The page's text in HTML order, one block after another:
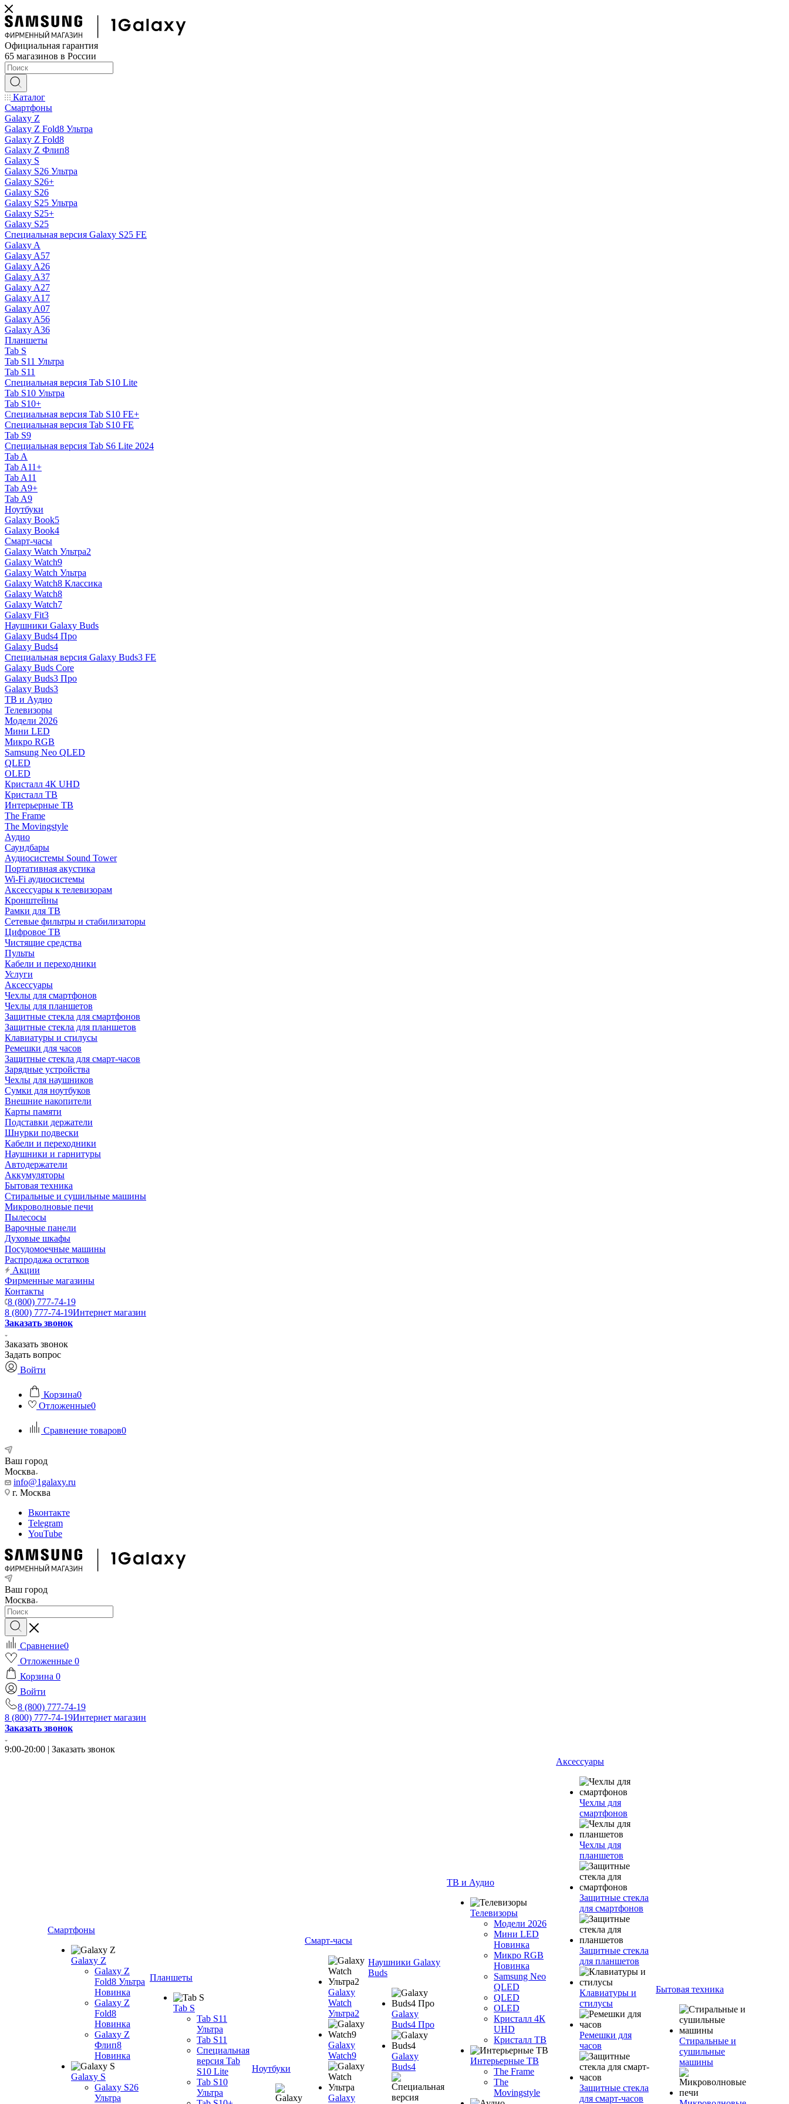
Официальная гарантия
65 магазинов в России
Каталог
Смартфоны
Galaxy Z
Galaxy Z Fold8 Ультра
Galaxy Z Fold8
Galaxy Z Флип8
Galaxy S
Galaxy S26 Ультра
Galaxy S26+
Galaxy S26
Galaxy S25 Ультра
Galaxy S25+
Galaxy S25
Специальная версия Galaxy S25 FE
Galaxy A
Galaxy A57
Galaxy A26
Galaxy A37
Galaxy A27
Galaxy A17
Galaxy A07
Galaxy A56
Galaxy A36
Планшеты
Tab S
Tab S11 Ультра
Tab S11
Специальная версия Tab S10 Lite
Tab S10 Ультра
Tab S10+
Специальная версия Tab S10 FE+
Специальная версия Tab S10 FE
Tab S9
Специальная версия Tab S6 Lite 2024
Tab A
Tab A11+
Tab A11
Tab A9+
Tab A9
Ноутбуки
Galaxy Book5
Galaxy Book4
Смарт-часы
Galaxy Watch Ультра2
Galaxy Watch9
Galaxy Watch Ультра
Galaxy Watch8 Классика
Galaxy Watch8
Galaxy Watch7
Galaxy Fit3
Наушники Galaxy Buds
Galaxy Buds4 Про
Galaxy Buds4
Специальная версия Galaxy Buds3 FE
Galaxy Buds Core
Galaxy Buds3 Про
Galaxy Buds3
ТВ и Аудио
Телевизоры
Модели 2026
Мини LED
Микро RGB
Samsung Neo QLED
QLED
OLED
Кристалл 4К UHD
Кристалл ТВ
Интерьерные ТВ
The Frame
The Movingstyle
Аудио
Саундбары
Аудиосистемы Sound Tower
Портативная акустика
Wi-Fi аудиосистемы
Аксессуары к телевизорам
Кронштейны
Рамки для ТВ
Сетевые фильтры и стабилизаторы
Цифровое ТВ
Чистящие средства
Пульты
Кабели и переходники
Услуги
Аксессуары
Чехлы для смартфонов
Чехлы для планшетов
Защитные стекла для смартфонов
Защитные стекла для планшетов
Клавиатуры и стилусы
Ремешки для часов
Защитные стекла для смарт-часов
Зарядные устройства
Чехлы для наушников
Сумки для ноутбуков
Внешние накопители
Карты памяти
Подставки держатели
Шнурки подвески
Кабели и переходники
Наушники и гарнитуры
Автодержатели
Аккумуляторы
Бытовая техника
Стиральные и сушильные машины
Микроволновые печи
Пылесосы
Варочные панели
Духовые шкафы
Посудомоечные машины
Распродажа остатков
Акции
Фирменные магазины
Контакты
8 (800) 777-74-19
8 (800) 777-74-19Интернет магазин
Заказать звонок
Заказать звонок
Задать вопрос
Войти
Корзина0
Отложенные0
Сравнение товаров0
Ваш город
Москва
info@1galaxy.ru
г. Москва
Вконтакте
Telegram
YouTube
Ваш город
Москва
Сравнение0
Отложенные 0
Корзина 0
Войти
8 (800) 777-74-19
8 (800) 777-74-19Интернет магазин
Заказать звонок
9:00-20:00 | Заказать звонок
Смартфоны
Galaxy Z
Galaxy Z
Fold8 Ультра
Новинка
Galaxy Z
Fold8
Новинка
Galaxy Z
Флип8
Новинка
Galaxy S
Galaxy S26
Ультра
Планшеты
Tab S
Tab S11
Ультра
Tab S11
Специальная
версия Tab
S10 Lite
Tab S10
Ультра
Ноутбуки
Смарт-часы
Galaxy
Watch
Ультра2
Galaxy
Watch9
Galaxy
Наушники Galaxy
Buds
Galaxy
Buds4 Про
Galaxy
Buds4
ТВ и Аудио
Телевизоры
Модели 2026
Мини LED
Новинка
Микро RGB
Новинка
Samsung Neo
QLED
QLED
OLED
Кристалл 4К
UHD
Кристалл ТВ
Интерьерные ТВ
The Frame
The
Movingstyle
Аксессуары
Чехлы для
смартфонов
Чехлы для
планшетов
Защитные стекла
для смартфонов
Защитные стекла
для планшетов
Клавиатуры и
стилусы
Ремешки для
часов
Защитные стекла
для смарт-часов
Бытовая техника
Стиральные и
сушильные
машины